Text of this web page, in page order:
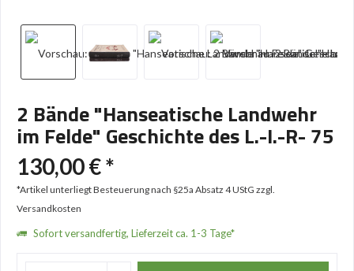
2 Bände "Hanseatische Landwehr
im Felde" Geschichte des L.-I.-R- 75
130,00 € *
*Artikel unterliegt Besteuerung nach §25a Absatz 4 UStG zzgl.
Versandkosten
Sofort versandfertig, Lieferzeit ca. 1-3 Tage*